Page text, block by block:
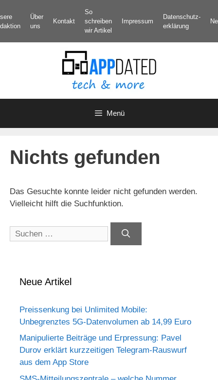
Inhalt
springen
Über
uns
Kontakt
So
schreiben
wir Artikel
Impressum
Datenschutz­
erklärung
Menü
Nichts gefunden
Das Gesuchte konnte leider nicht gefunden werden.
Vielleicht hilft die Suchfunktion.
Suchen
nach:
Neue Artikel
Preissenkung bei Unlimited Mobile:
Unbegrenztes 5G-Datenvolumen ab 14,99 Euro
Manipulierte Beiträge und Erpressung: Pavel
Durov erklärt kurzzeitigen Telegram-Rauswurf
aus dem App Store